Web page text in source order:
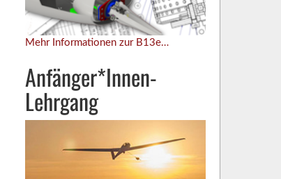
Mehr Informationen zur B13e…
Anfänger*Innen-
Lehrgang